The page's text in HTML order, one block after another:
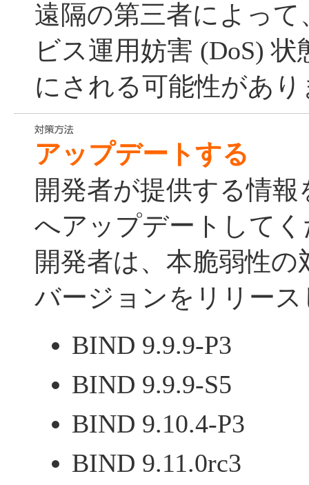
遠隔の第三者によっ
ビス運用妨害 (DoS) 状
にされる可能性があり
アップデートする
開発者が提供する情
へアップデートして
開発者は、本脆弱性
バージョンをリリー
BIND 9.9.9-P3
BIND 9.9.9-S5
BIND 9.10.4-P3
BIND 9.11.0rc3